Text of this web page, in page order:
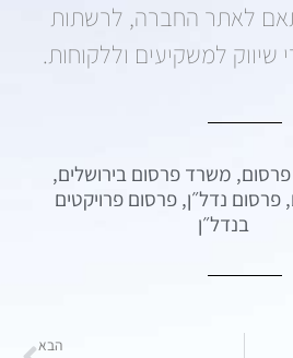
לאתר החברה, לרשתות
שיווק למשקיעים וללקוחות.
, משרד פרסום בירושלים,
, פרסום נדל״ן, פרסום פרויקטים
בנדל״ן
הבא